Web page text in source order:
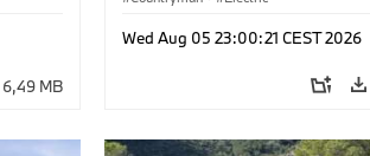
6,49 MB
Wed Aug 05 23:00:21 CEST 2026